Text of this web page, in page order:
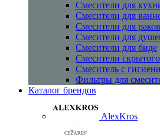
Смесители для
Смесители для
Смесители для
Смесители для
Смесители для биде
Смесители
Смеситель с
Фильтры для
Каталог брендов
AlexKros